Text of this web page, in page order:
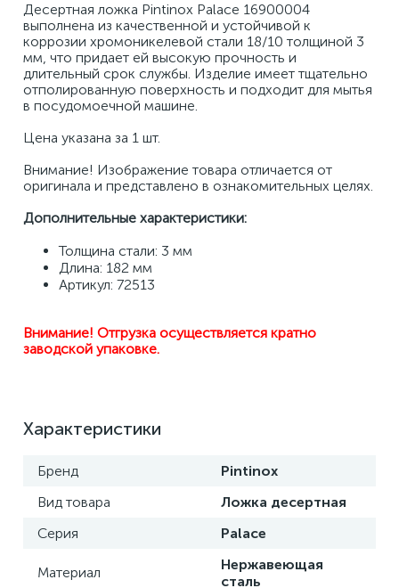
Десертная ложка Pintinox Palace 16900004
выполнена из качественной и устойчивой к
коррозии хромоникелевой стали 18/10 толщиной 3
мм, что придает ей высокую прочность и
длительный срок службы. Изделие имеет тщательно
отполированную поверхность и подходит для мытья
в посудомоечной машине.
Цена указана за 1 шт.
Внимание! Изображение товара отличается от
оригинала и представлено в ознакомительных целях.
Дополнительные характеристики:
Толщина стали: 3 мм
Длина: 182 мм
Артикул: 72513
Внимание! Отгрузка осуществляется кратно
заводской упаковке.
Характеристики
Бренд
Pintinox
Вид товара
Ложка десертная
Серия
Palace
Материал
Нержавеющая
сталь